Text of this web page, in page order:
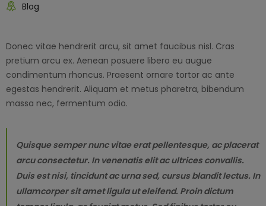
Blog
Donec vitae hendrerit arcu, sit amet faucibus nisl. Cras
pretium arcu ex. Aenean posuere libero eu augue
condimentum rhoncus. Praesent ornare tortor ac ante
egestas hendrerit. Aliquam et metus pharetra, bibendum
massa nec, fermentum odio.
Quisque semper nunc vitae erat pellentesque, ac placerat
arcu consectetur. In venenatis elit ac ultrices convallis.
Duis est nisi, tincidunt ac urna sed, cursus blandit lectus. In
ullamcorper sit amet ligula ut eleifend. Proin dictum